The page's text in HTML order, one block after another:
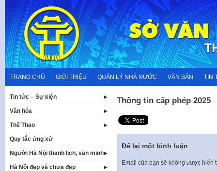
content
TRANG CHỦ GIỚI THIỆU QUẢN LÝ NHÀ NƯỚC VĂN BẢN TIN
Thông tin cấp phép 2025
Để lại một bình luận
Email của bạn sẽ không được hiển
Tin tức – Sự kiện
Văn hóa
Thể Thao
Quy tắc ứng xử
Người Hà Nội thanh lịch, văn minh
Hà Nội đẹp và chưa đẹp